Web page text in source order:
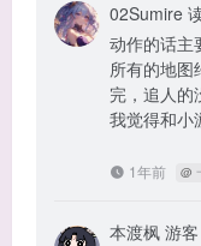
02Sumire
动作的话主
所有的地图
完，追人的
我觉得和小
1年前 @
本渡枫 游客